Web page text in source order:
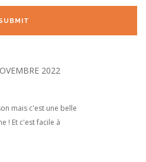
2022
mais c'est une belle
! Et c'est facile à